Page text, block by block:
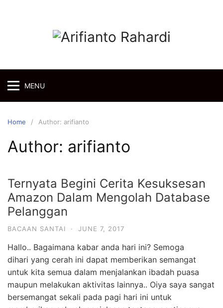
MENU
Home Author: arifianto
Author: arifianto
Ternyata Begini Cerita Kesuksesan
Amazon Dalam Mengolah Database
Pelanggan
BACAAN SANTAI · JUNE 7, 2017
Hallo.. Bagaimana kabar anda hari ini? Semoga
dihari yang cerah ini dapat memberikan semangat
untuk kita semua dalam menjalankan ibadah puasa
maupun melakukan aktivitas lainnya.. Oiya saya sangat
bersemangat sekali pada pagi hari ini untuk